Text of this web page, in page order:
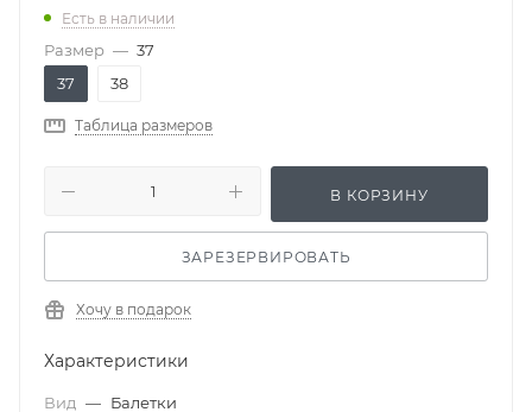
Есть в наличии
Размер — 37
37
38
Таблица размеров
В КОРЗИНУ
ЗАРЕЗЕРВИРОВАТЬ
Хочу в подарок
Характеристики
Вид — Балетки